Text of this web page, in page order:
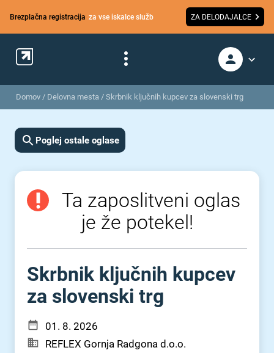
Brezplačna registracija za vse iskalce služb ZA DELODAJALCE
Domov / Delovna mesta / Skrbnik ključnih kupcev za slovenski trg
Poglej ostale oglase
Ta zaposlitveni oglas
je že potekel!
Skrbnik ključnih kupcev
za slovenski trg
01. 8. 2026
REFLEX Gornja Radgona d.o.o.